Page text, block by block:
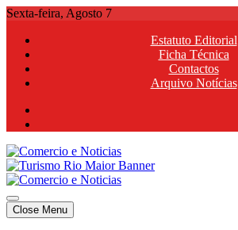
Skip
content
Sexta-feira, Agosto 7
Estatuto Editorial
Ficha Técnica
Contactos
Arquivo Notícias
Comercio e Noticias
Notícias e Publicidade Online
Comercio e Noticias
Notícias e Publicidade Online
Close Menu